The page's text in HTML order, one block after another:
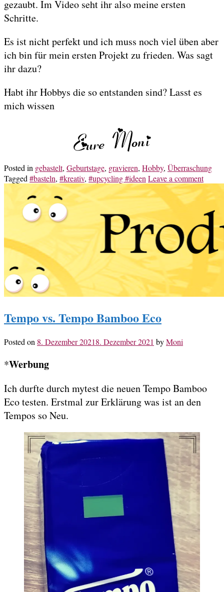
gezaubt. Im Video seht ihr also meine ersten
Schritte.
Es ist nicht perfekt und ich muss noch viel üben aber
ich bin für mein ersten Projekt zu frieden. Was sagt
ihr dazu?
Habt ihr Hobbys die so entstanden sind? Lasst es
mich wissen
Posted in gebastelt, Geburtstage, gravieren, Hobby, Überraschung
Tagged #basteln, #kreativ, #upcycling #ideen Leave a comment
Tempo vs. Tempo Bamboo Eco
Posted on 8. Dezember 20218. Dezember 2021 byMoni
*Werbung
Ich durfte durch mytest die neuen Tempo Bamboo
Eco testen. Erstmal zur Erklärung was ist an den
Tempos so Neu.